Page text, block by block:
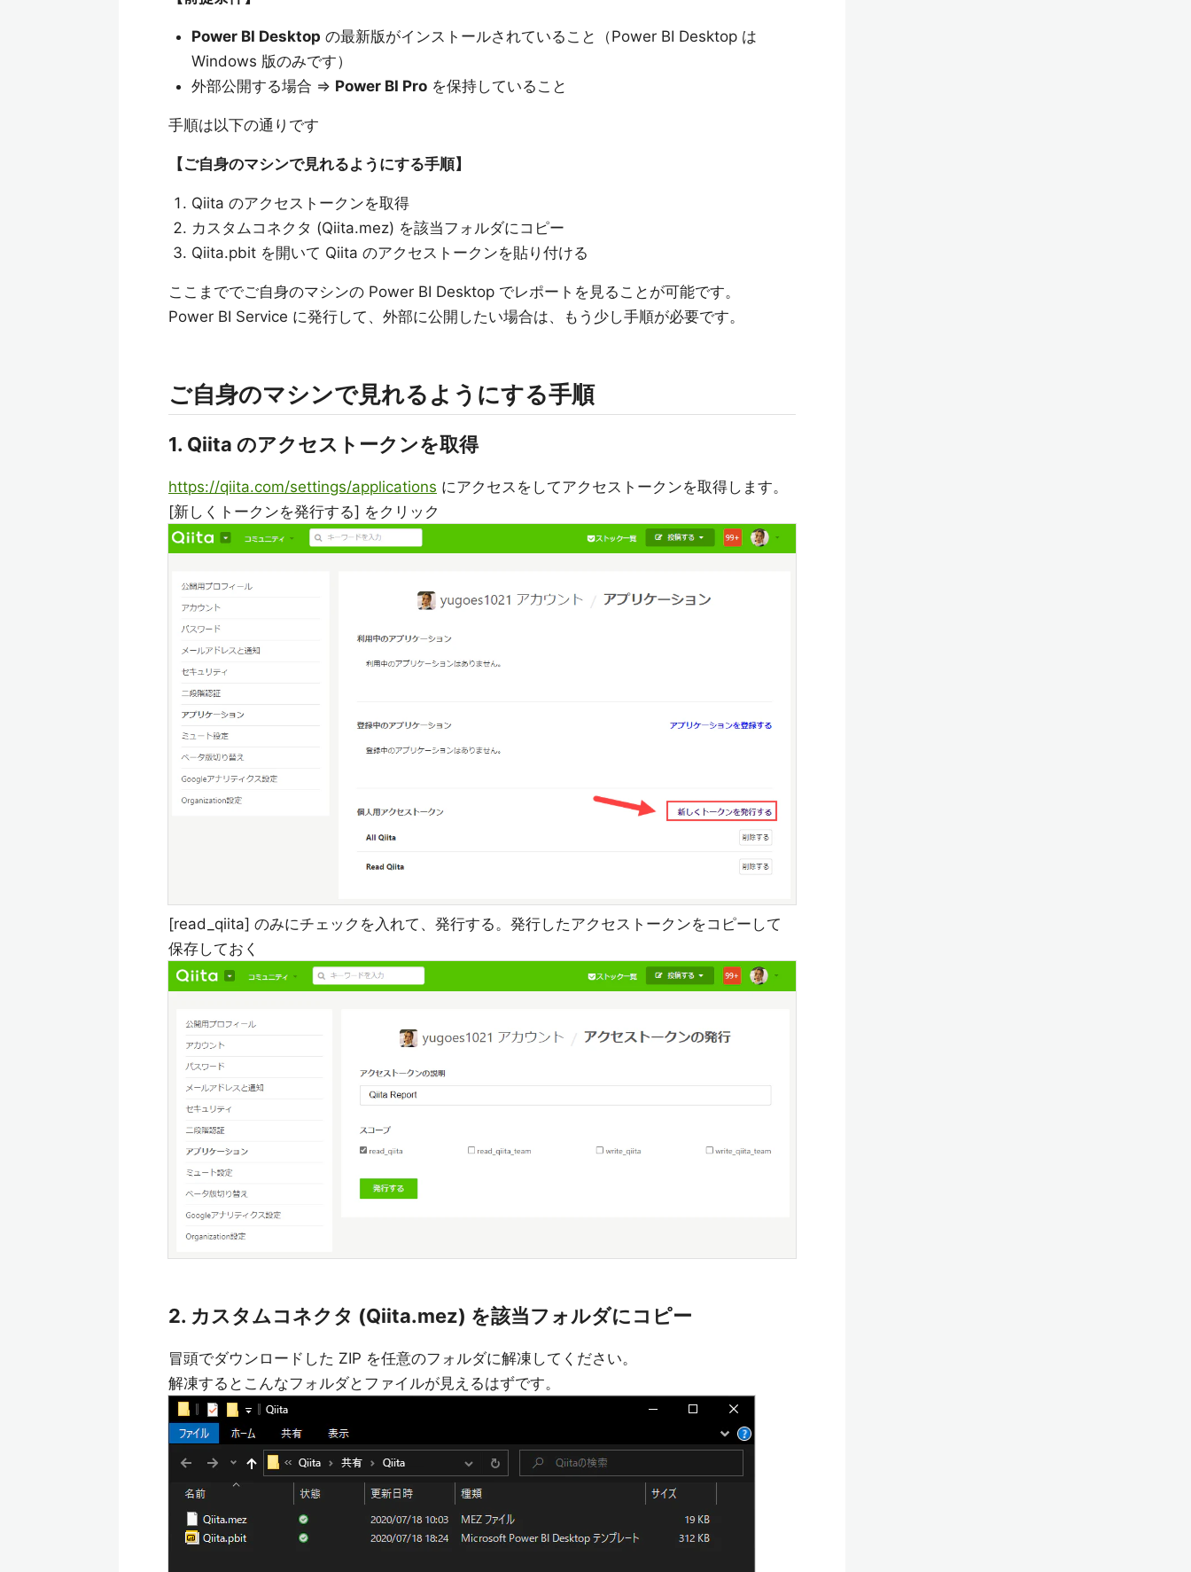
Power BI Desktop の最新版がインストールされていること（Power BI Desktop は
Windows 版のみです）
外部公開する場合 ⇒ Power BI Proを保持していること
手順は以下の通りです
【ご自身のマシンで見れるようにする手順】
Qiita のアクセストークンを取得
カスタムコネクタ (Qiita.mez) を該当フォルダにコピー
Qiita.pbit を開いて Qiita のアクセストークンを貼り付ける
ここまででご自身のマシンの Power BI Desktop でレポートを見ることが可能です。
Power BI Service に発行して、外部に公開したい場合は、もう少し手順が必要です。
ご自身のマシンで見れるようにする手順
1. Qiita のアクセストークンを取得
https://qiita.com/settings/applications にアクセスをしてアクセストークンを取得します。
[新しくトークンを発行する] をクリック
[read_qiita] のみにチェックを入れて、発行する。発行したアクセストークンをコピーして
保存しておく
2. カスタムコネクタ (Qiita.mez) を該当フォルダにコピー
冒頭でダウンロードした ZIP を任意のフォルダに解凍してください。
解凍するとこんなフォルダとファイルが見えるはずです。